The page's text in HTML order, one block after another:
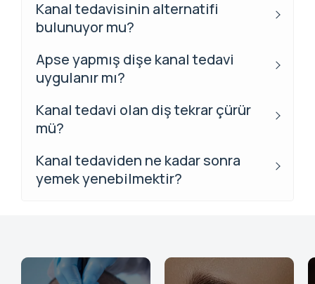
Kanal tedavisinin alternatifi
bulunuyor mu?
Apse yapmış dişe kanal tedavi
uygulanır mı?
Kanal tedavi olan diş tekrar çürür
mü?
Kanal tedaviden ne kadar sonra
yemek yenebilmektir?